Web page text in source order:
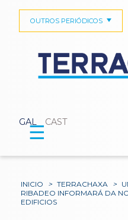
GAL CAST
OUTROS PERIÓDICOS
☰
INICIO > TERRACHAXA >
RIBADEO INFORMARÁ DA
EDIFICIOS